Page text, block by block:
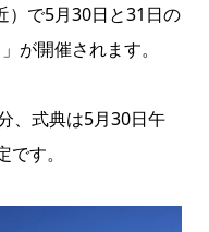
）で5月30日と31日の
」が開催されます。
、式典は5月30日午
す。